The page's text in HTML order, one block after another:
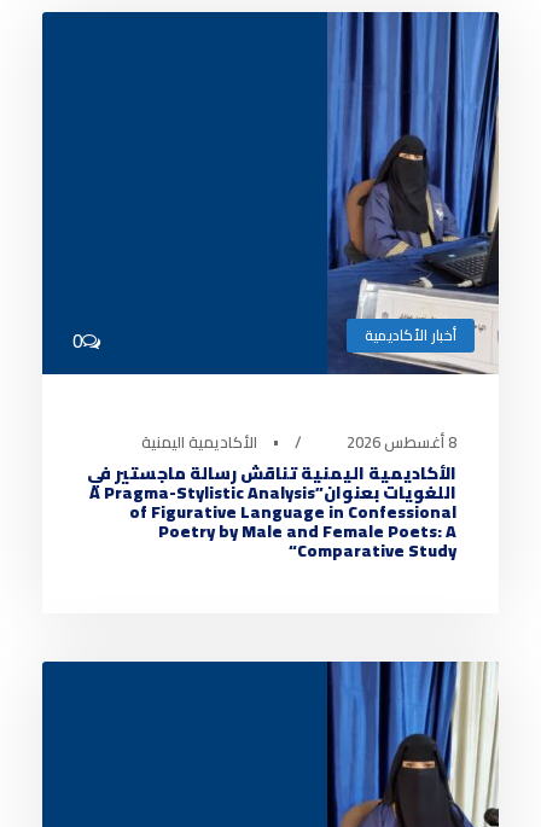
أخبار الأكاديمية 0
8 أغسطس 2026 • الأكاديمية اليمنية
الأكاديمية اليمنية تناقش رسالة ماجستير في
اللغويات بعنوان”A Pragma-Stylistic Analysis
of Figurative Language in Confessional
Poetry by Male and Female Poets: A
Comparative Study“